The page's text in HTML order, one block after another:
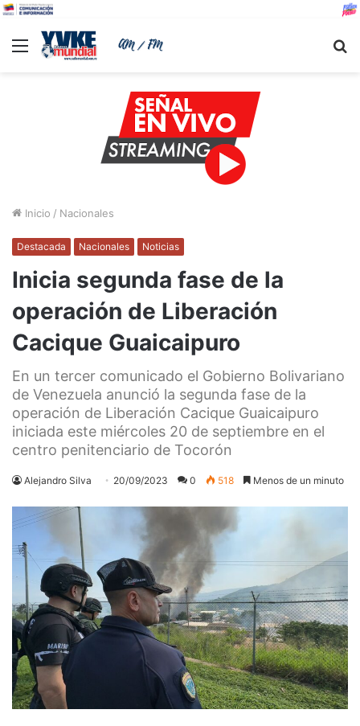
Menu
Inicio / Nacionales
Destacada Nacionales Noticias
Inicia segunda fase de la
operación de Liberación
Cacique Guaicaipuro
En un tercer comunicado el Gobierno Bolivariano
de Venezuela anunció la segunda fase de la
operación de Liberación Cacique Guaicaipuro
iniciada este miércoles 20 de septiembre en el
centro penitenciario de Tocorón
Alejandro Silva 20/09/2023 0 518 Menos de un minuto